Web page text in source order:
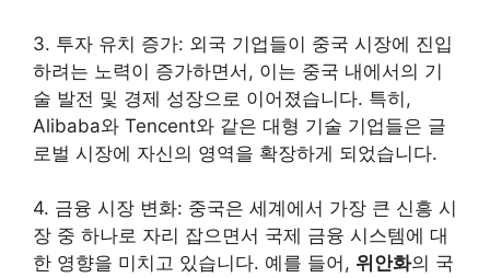
3. 투자 유치 증가: 외국 기업들이 중국 시장에 진입
하려는 노력이 증가하면서, 이는 중국 내에서의 기
술 발전 및 경제 성장으로 이어졌습니다. 특히,
Alibaba와 Tencent와 같은 대형 기술 기업들은 글
로벌 시장에 자신의 영역을 확장하게 되었습니다.
4. 금융 시장 변화: 중국은 세계에서 가장 큰 신흥 시
장 중 하나로 자리 잡으면서 국제 금융 시스템에 대
한 영향을 미치고 있습니다. 예를 들어, 위안화의 국